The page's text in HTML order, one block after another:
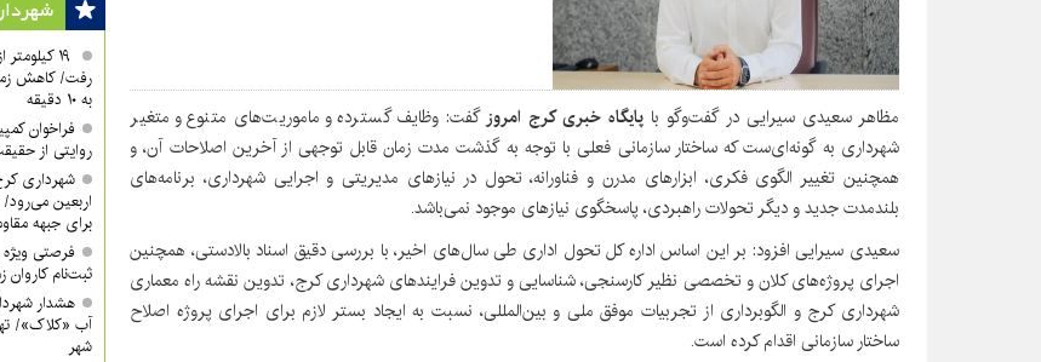
مظاهر سعیدی سیرایی در گفت‌وگو با پایگاه خبری کرج امروز گفت: وظایف گسترده و ماموریت‌های متنوع و متغیر
شهرداری به گونه‌ای‌ست که ساختار سازمانی فعلی با توجه به گذشت مدت زمان قابل توجهی از آخرین اصلاحات آن، و
همچنین تغییر الگوی فکری، ابزارهای مدرن و فناورانه، تحول در نیازهای مدیریتی و اجرایی شهرداری، برنامه‌های
بلندمدت جدید و دیگر تحولات راهبردی، پاسخگوی نیازهای موجود نمی‌باشد.
سعیدی سیرایی افزود: بر این اساس اداره کل تحول اداری طی سال‌های اخیر، با بررسی دقیق اسناد بالادستی، همچنین
اجرای پروژه‌های کلان و تخصصی نظیر کارسنجی، شناسایی و تدوین فرایندهای شهرداری کرج، تدوین نقشه راه معماری
شهرداری کرج و الگوبرداری از تجربیات موفق ملی و بین‌المللی، نسبت به ایجاد بستر لازم برای اجرای پروژه‌ اصلاح
ساختار سازمانی اقدام کرده است.
۱۹
رفت/ کاهش
به ۱۰ دقیقه
فراخوان
روایتی از
شهرداری
اربعین
برای جبهه
فرصتی
ثبت‌نام کاروان
هشدار
آب «کلاک»/
شهر